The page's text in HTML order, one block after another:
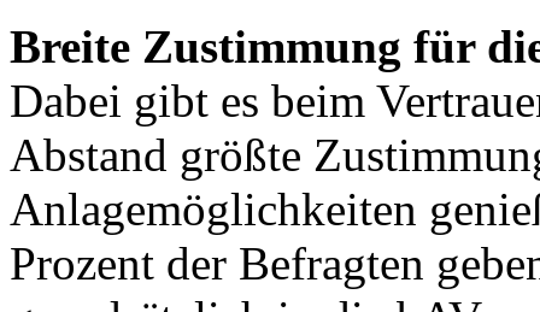
Breite Zustimmung für
Dabei gibt es beim
Abstand größte
Anlagemöglichkeiten
Prozent der Befragten